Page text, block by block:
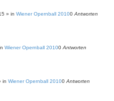
» in Wiener Opernball 20100 Antworten
Wiener Opernball 20100 Antworten
in Wiener Opernball 20100 Antworten